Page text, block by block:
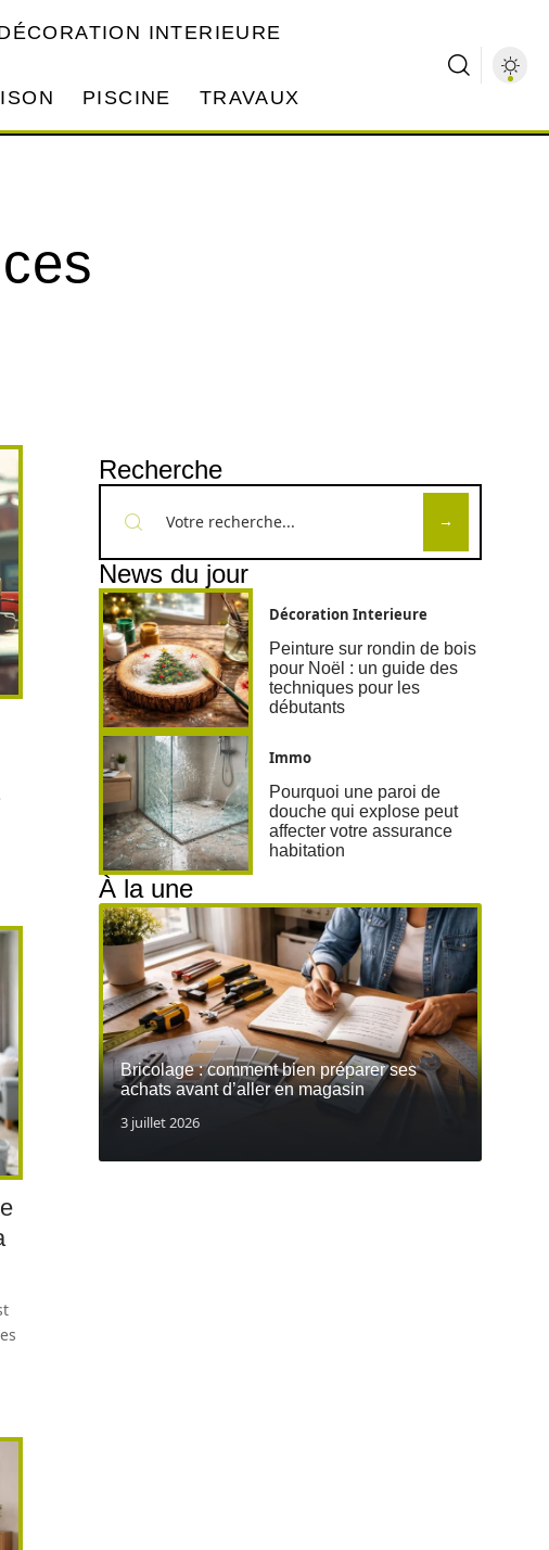
INTERIEURE
PISCINE TRAVAUX
Recherche
News du jour
Décoration Interieure
Peinture sur rondin de bois
pour Noël : un guide des
techniques pour les
débutants
Immo
Pourquoi une paroi de
douche qui explose peut
affecter votre assurance
habitation
À la une
Bricolage : comment bien préparer ses
achats avant d’aller en magasin
3 juillet 2026